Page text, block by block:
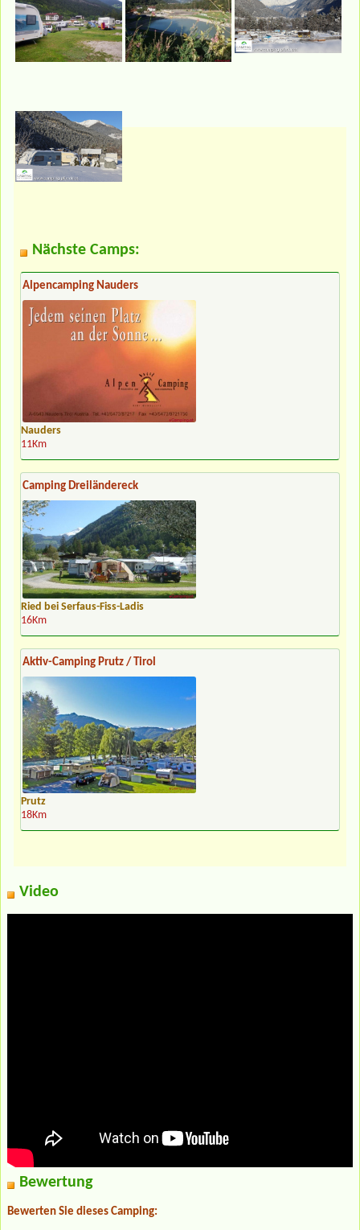
Nächste Camps:
Alpencamping Nauders
Nauders
11Km
Camping Dreiländereck
Ried bei Serfaus-Fiss-Ladis
16Km
Aktiv-Camping Prutz / Tirol
Prutz
18Km
Video
Bewertung
Bewerten Sie dieses Camping: